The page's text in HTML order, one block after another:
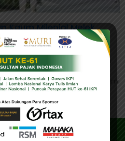
Kaum Milenial Melek
(Sekda) Kota Depok, Supian
melek pajak. Mereka harus
membayar pajak. “Kami